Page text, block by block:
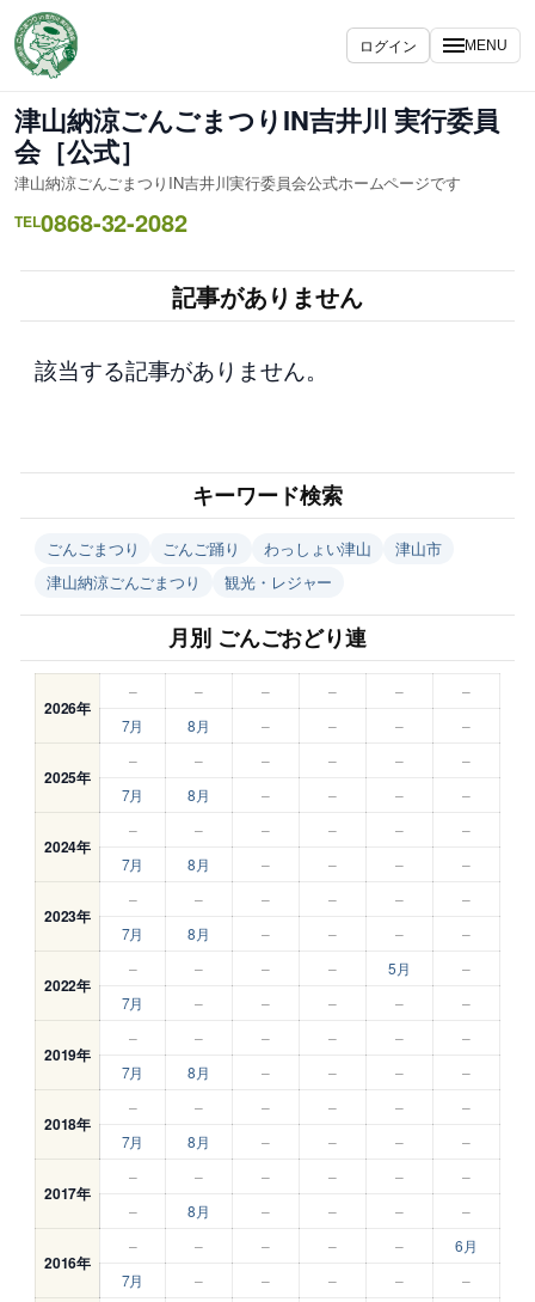
容
を
ス
キ
ッ
プ
ログイン MENU
津山納涼ごんごまつりIN吉井川 実行委員
会［公式］
津山納涼ごんごまつりIN吉井川実行委員会公式ホームページです
TEL0868-32-2082
記事がありません
該当する記事がありません。
キーワード検索
ごんごまつり ごんご踊り わっしょい津山
津山市
津山納涼ごんごまつり
観光・レジャー
月別 ごんごおどり連
2026年
– – – – –
–
7月
8月 – – – –
2025年
– – – – –
–
7月
8月 – – – –
2024年
– – – – –
–
7月
8月 – – – –
2023年
– – – – –
–
7月
8月 – – – –
2022年
– – – – 5月
–
7月
– – – – –
2019年
– – – – –
–
7月
8月 – – – –
2018年
– – – – –
–
7月
8月 – – – –
2017年
– – – – –
–
–
8月 – – – –
2016年
– – – – –
6月
7月
– – – – –